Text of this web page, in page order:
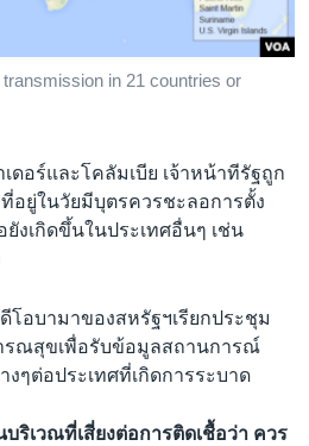
in 21 countries or
ดอร์และโคลัมเบีย เจ้าหน้าทีรัฐถูก
อยู่ในวัยมีบุตรควรชะลอการตั้ง
งเกิดขึ้นในประเทศอื่นๆ เช่น
อบามาของสหรัฐฯเรียกประชุม
รณสุขเพื่อรับข้อมูลสถานการณ์
ๆต่อประเทศที่เกิดการระบาด
ริเวณที่เสี่ยงต่อการติดเชื้อว่า ควร